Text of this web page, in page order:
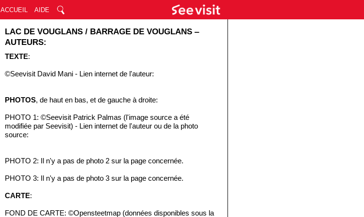
ACCUEIL AIDE
LAC DE VOUGLANS / BARRAGE DE VOUGLANS ‒
AUTEURS:
TEXTE:
©Seevisit David Mani - Lien internet de l'auteur:
PHOTOS, de haut en bas, et de gauche à droite:
PHOTO 1: ©Seevisit Patrick Palmas (l'image source a été
modifiée par Seevisit) - Lien internet de l'auteur ou de la photo
source:
PHOTO 2: Il n'y a pas de photo 2 sur la page concernée.
PHOTO 3: Il n'y a pas de photo 3 sur la page concernée.
CARTE:
FOND DE CARTE: ©Opensteetmap (données disponibles sous la